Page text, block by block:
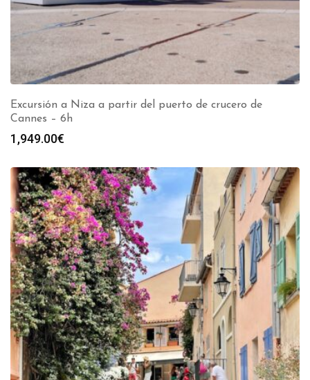
Excursión a Niza a partir del puerto de crucero de
Cannes – 6h
1,949.00€